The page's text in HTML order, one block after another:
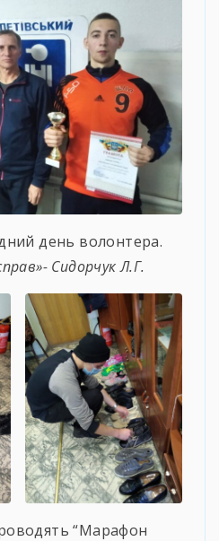
день волонтера.
Сидорчук Л.Г.
“Марафон